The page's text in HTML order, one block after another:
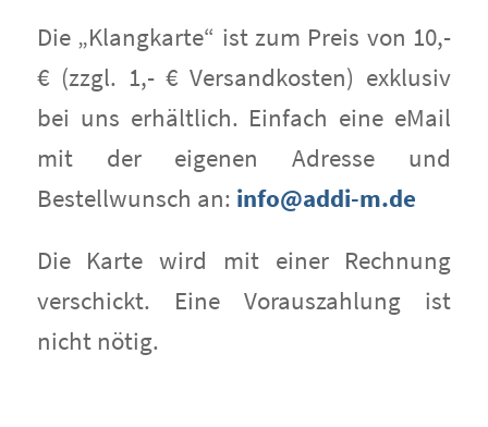
Die „Klangkarte“ ist zum Preis von 10,-
€ (zzgl. 1,- € Versandkosten) exklusiv
bei uns erhältlich. Einfach eine eMail
mit der eigenen Adresse und
Bestellwunsch an: info@addi-m.de
Die Karte wird mit einer Rechnung
verschickt. Eine Vorauszahlung ist
nicht nötig.